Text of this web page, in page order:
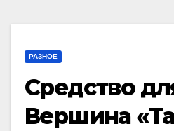
РАЗНОЕ
Средство
Вершина